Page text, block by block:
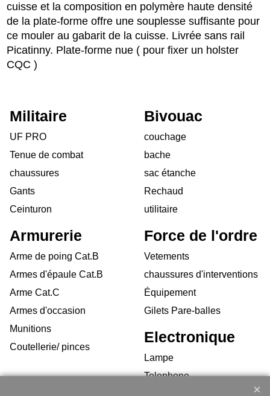
cuisse et la composition en polymère haute densité
de la plate-forme offre une souplesse suffisante pour
ce mouler au gabarit de la cuisse. Livrée sans rail
Picatinny. Plate-forme nue ( pour fixer un holster
CQC )
Militaire
UF PRO
Tenue de combat
chaussures
Gants
Ceinturon
Bivouac
couchage
bache
sac étanche
Rechaud
utilitaire
Armurerie
Arme de poing Cat.B
Armes d'épaule Cat.B
Arme Cat.C
Armes d'occasion
Munitions
Coutellerie/ pinces
Force de l'ordre
Vetements
chaussures d'interventions
Équipement
Gilets Pare-balles
Electronique
Lampe
Telephone